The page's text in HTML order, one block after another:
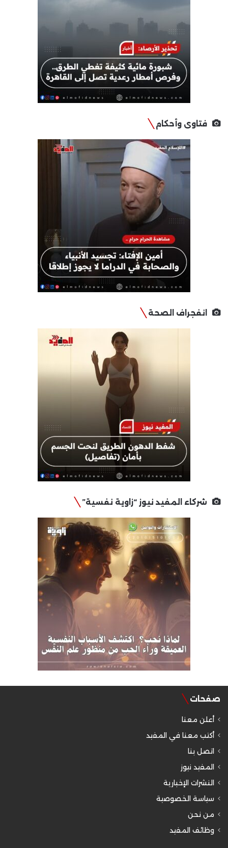
فتاوى وأحكام
انفجراف الصحة
شركاء المفيد نيوز “زاوية نفسية”
صفحات
أعلن معنا
أكتب معنا في المفيد
اتصل بنا
المفيد نيوز
النشرات الإخبارية
سياسة الخصوصية
من نحن
وظائف المفيد